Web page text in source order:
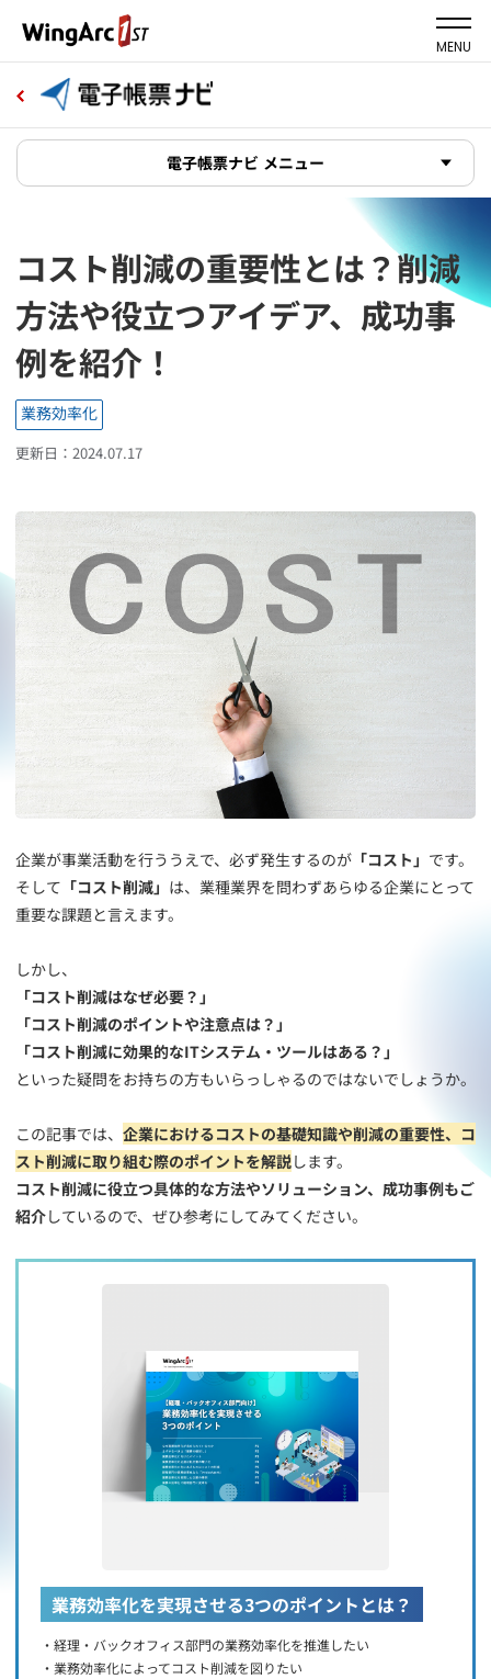
MENU
電子帳票ナビ メニュー
コスト削減の重要性とは？削減
方法や役立つアイデア、成功事
例を紹介！
業務効率化
更新日：2024.07.17
企業が事業活動を行ううえで、必ず発生するのが 「コスト」 です。
そして 「コスト削減」 は、業種業界を問わずあらゆる企業にとって
重要な課題と言えます。
しかし、
「コスト削減はなぜ必要？」
「コスト削減のポイントや注意点は？」
「コスト削減に効果的なITシステム・ツールはある？」
といった疑問をお持ちの方もいらっしゃるのではないでしょうか。
この記事では、 企業におけるコストの基礎知識や削減の重要性、コ
スト削減に取り組む際のポイントを解説します。
コスト削減に役立つ具体的な方法やソリューション、成功事例もご
紹介しているので、ぜひ参考にしてみてください。
業務効率化を実現させる3つのポイントとは？
・経理・バックオフィス部門の業務効率化を推進したい
・業務効率化によってコスト削減を図りたい